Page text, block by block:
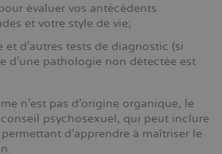
évaluer vos antécédents
et votre style de vie;
et d'autres tests de diagnostic (si
d'une pathologie non détectée est
n'est pas d'origine organique, le
psychosexuel, qui peut inclure
d'apprendre à maîtriser le